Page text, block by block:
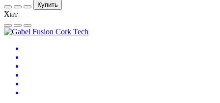
Купить
Хит